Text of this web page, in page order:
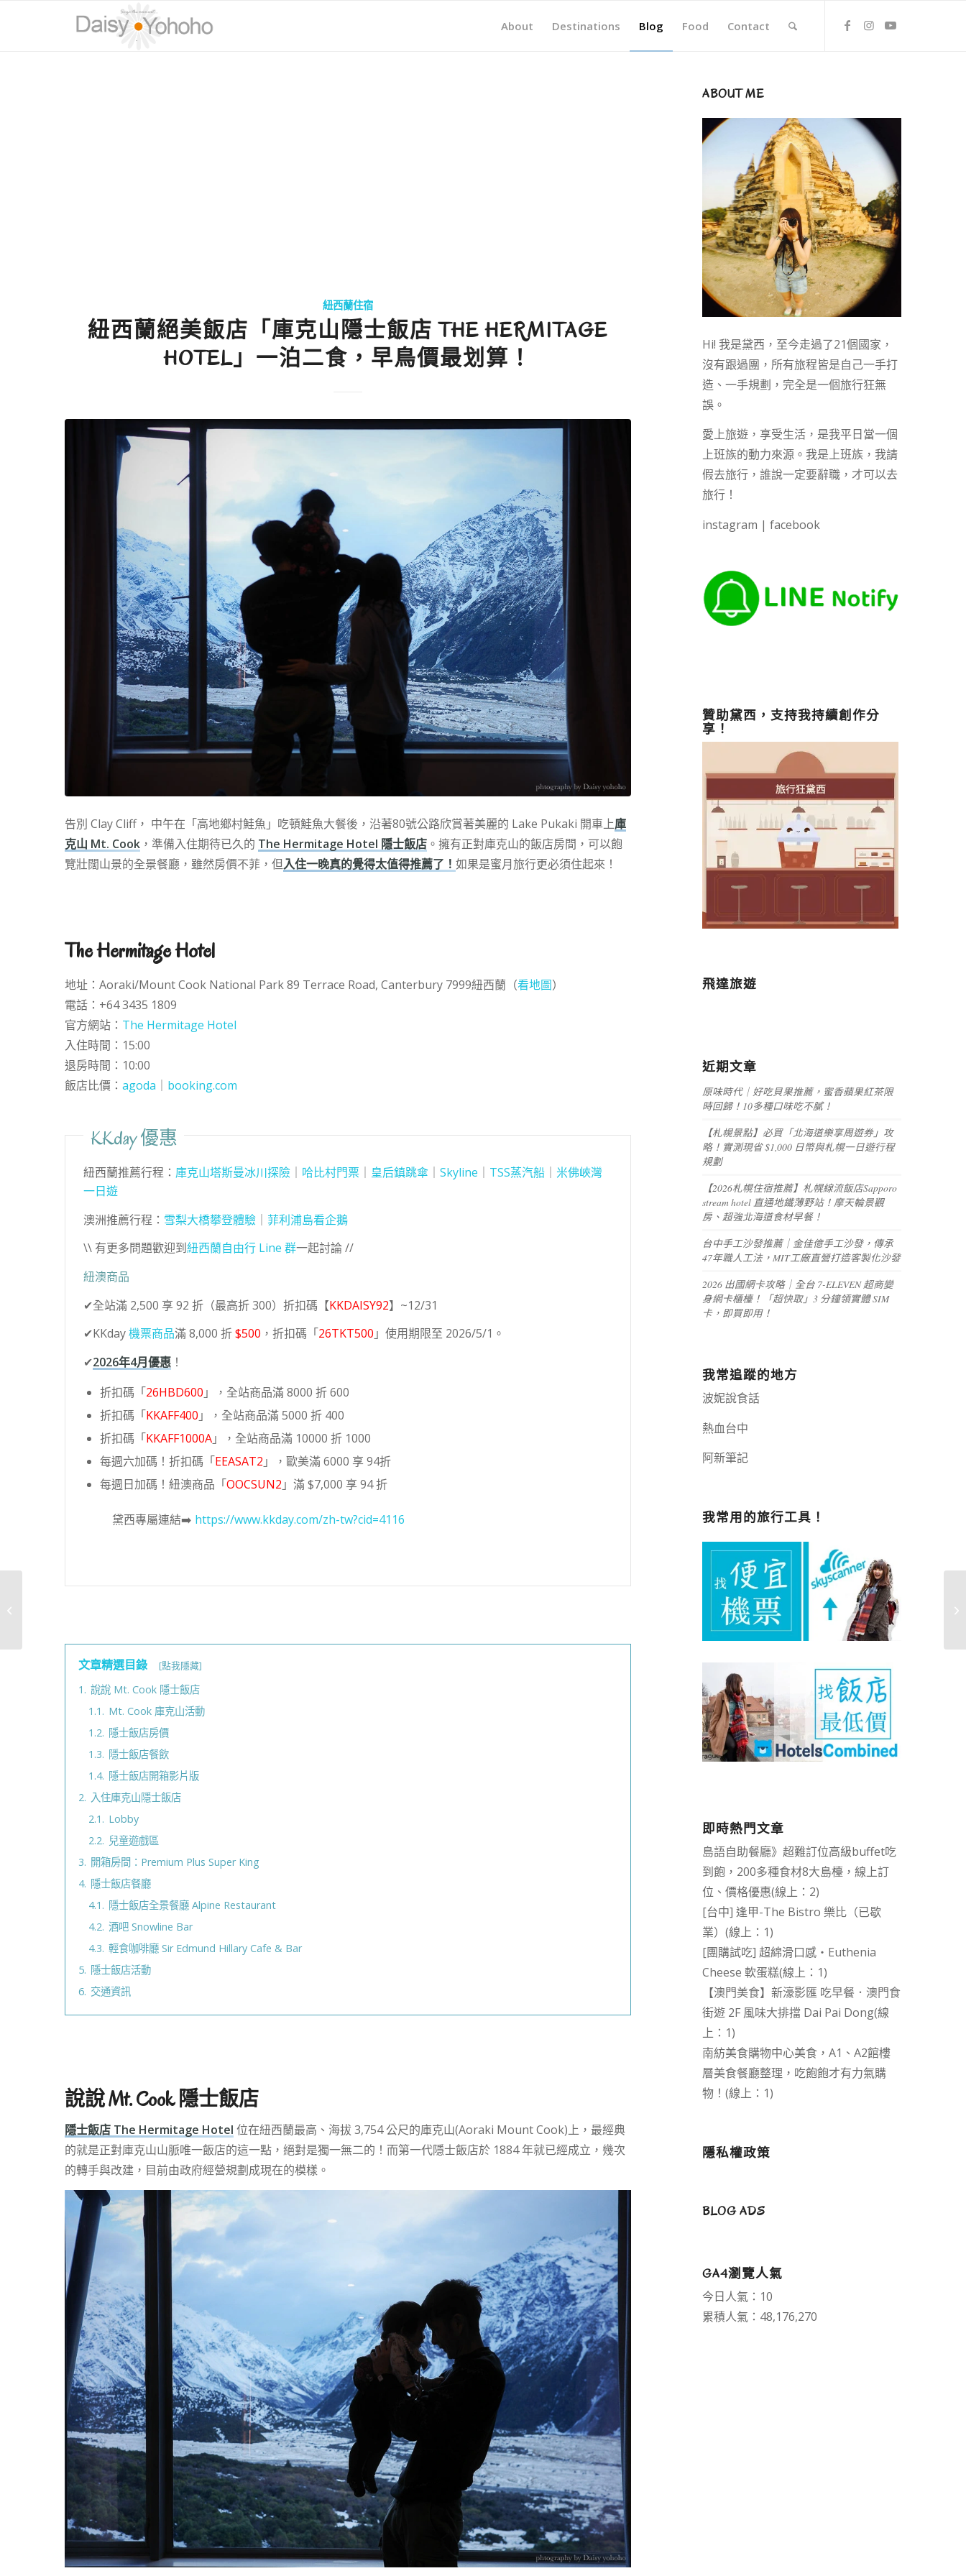
About Destinations Blog Food Contact
紐西蘭住宿
紐西蘭絕美飯店「庫克山隱士飯店 THE HERMITAGE
HOTEL」一泊二食，早鳥價最划算！
告別 Clay Cliff， 中午在「高地鄉村鮭魚」吃頓鮭魚大餐後，沿著80號公路欣賞著美麗的 Lake Pukaki 開車上庫
克山 Mt. Cook ，準備入住期待已久的 The Hermitage Hotel 隱士飯店 。擁有正對庫克山的飯店房間，可以飽
覽壯闊山景的全景餐廳，雖然房價不菲，但入住一晚真的覺得太值得推薦了！如果是蜜月旅行更必須住起來！
The Hermitage Hotel
地址：Aoraki/Mount Cook National Park 89 Terrace Road, Canterbury 7999紐西蘭（看地圖）
電話：+64 3435 1809
官方網站： The Hermitage Hotel
入住時間：15:00
退房時間：10:00
飯店比價：agoda ｜ booking.com
KKday 優惠
紐西蘭推薦行程： 庫克山塔斯曼冰川探險 哈比村門票 皇后鎮跳傘 ｜Skyline TSS蒸汽船
米佛峽灣
一日遊
澳洲推薦行程： 雪梨大橋攀登體驗
菲利浦島看企鵝
\\ 有更多問題歡迎到紐西蘭自由行 Line 群一起討論 //
紐澳商品
✔全站滿 2,500 享 92 折（最高折 300）折扣碼【KKDAISY92】~12/31
✔KKday機票商品滿 8,000 折$500 ，折扣碼「26TKT500 」使用期限至 2026/5/1。
✔2026年4月優惠 ！
折扣碼「26HBD600 」，全站商品滿 8000 折 600
折扣碼「KKAFF400 」，全站商品滿 5000 折 400
折扣碼「KKAFF1000A」，全站商品滿 10000 折 1000
每週六加碼！折扣碼「EEASAT2 」，歐美滿 6000 享 94折
每週日加碼！紐澳商品「OOCSUN2 」滿 $7,000 享 94 折
黛西專屬連結➡️ https://www.kkday.com/zh-tw?cid=4116
文章精選目錄 [點我隱藏]
1. 說說 Mt. Cook 隱士飯店
1.1. Mt. Cook 庫克山活動
1.2. 隱士飯店房價
1.3. 隱士飯店餐飲
1.4. 隱士飯店開箱影片版
2. 入住庫克山隱士飯店
2.1. Lobby
2.2. 兒童遊戲區
3. 開箱房間：Premium Plus Super King
4. 隱士飯店餐廳
4.1. 隱士飯店全景餐廳 Alpine Restaurant
4.2. 酒吧 Snowline Bar
4.3. 輕食咖啡廳 Sir Edmund Hillary Cafe & Bar
5. 隱士飯店活動
6. 交通資訊
說說 Mt. Cook 隱士飯店
隱士飯店 The Hermitage Hotel 位在紐西蘭最高、海拔 3,754 公尺的庫克山(Aoraki Mount Cook)上，最經典
的就是正對庫克山山脈唯一飯店的這一點，絕對是獨一無二的！而第一代隱士飯店於 1884 年就已經成立，幾次
的轉手與改建，目前由政府經營規劃成現在的模樣。
ABOUT ME
Hi! 我是黛西，至今走過了21個國家，
沒有跟過團，所有旅程皆是自己一手打
造、一手規劃，完全是一個旅行狂無
誤。
愛上旅遊，享受生活，是我平日當一個
上班族的動力來源。我是上班族，我請
假去旅行，誰說一定要辭職，才可以去
旅行！
instagram | facebook
贊助黛西，支持我持續創作分
享！
飛達旅遊
近期文章
原味時代｜好吃貝果推薦，蜜香蘋果紅茶限
時回歸！10多種口味吃不膩！
【札幌景點】必買「北海道樂享周遊券」攻
略！實測現省 $1,000 日幣與札幌一日遊行程
規劃
【2026札幌住宿推薦】札幌線流飯店Sapporo
stream hotel 直通地鐵薄野站！摩天輪景觀
房、超強北海道食材早餐！
台中手工沙發推薦｜金佳億手工沙發，傳承
47年職人工法，MIT工廠直營打造客製化沙發
2026 出國網卡攻略｜全台 7-ELEVEN 超商變
身網卡櫃檯！「超快取」3 分鐘領實體 SIM
卡，即買即用！
我常追蹤的地方
波妮說食話
熱血台中
阿新筆記嘉義+1 | 嘉義加一
我常用的旅行工具！
即時熱門文章
島語自助餐廳》超難訂位高級buffet吃
到飽，200多種食材8大島檯，線上訂
位、價格優惠(線上：2)
[台中] 逢甲-The Bistro 樂比（已歇
業）(線上：1)
[團購試吃] 超綿滑口感‧Euthenia
Cheese 軟蛋糕(線上：1)
【澳門美食】新濠影匯 吃早餐．澳門食
街遊 2F 風味大排擋 Dai Pai Dong(線
上：1)
南紡美食購物中心美食，A1、A2館樓
層美食餐廳整理，吃飽飽才有力氣購
物！(線上：1)
隱私權政策
BLOG ADS
GA4瀏覽人氣
今日人氣：10
累積人氣：48,176,270